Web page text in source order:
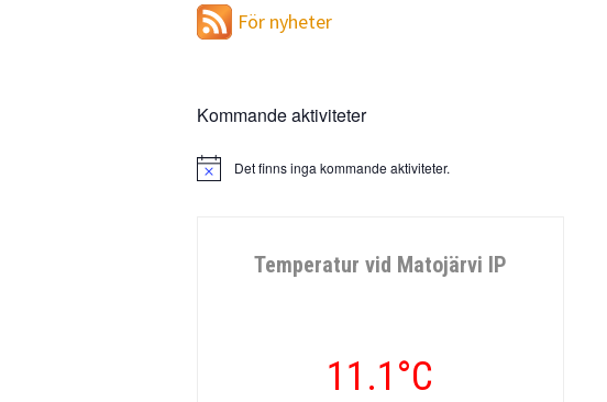
För nyheter
Kommande aktiviteter
Notis Det finns inga kommande aktiviteter.
Temperatur vid Matojärvi IP
11.1°C